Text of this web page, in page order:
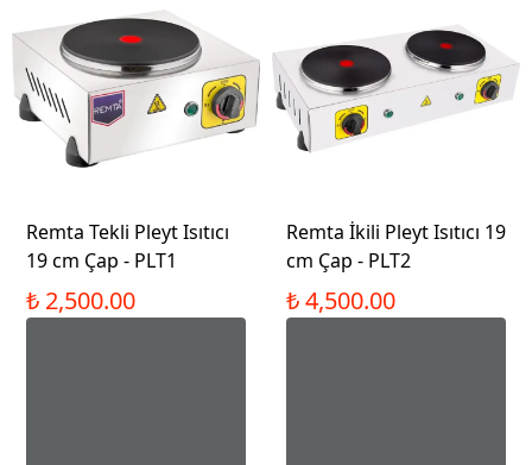
Remta Tekli Pleyt Isıtıcı
19 cm Çap - PLT1
₺ 2,500.00
Remta İkili Pleyt Isıtıcı 19
cm Çap - PLT2
₺ 4,500.00